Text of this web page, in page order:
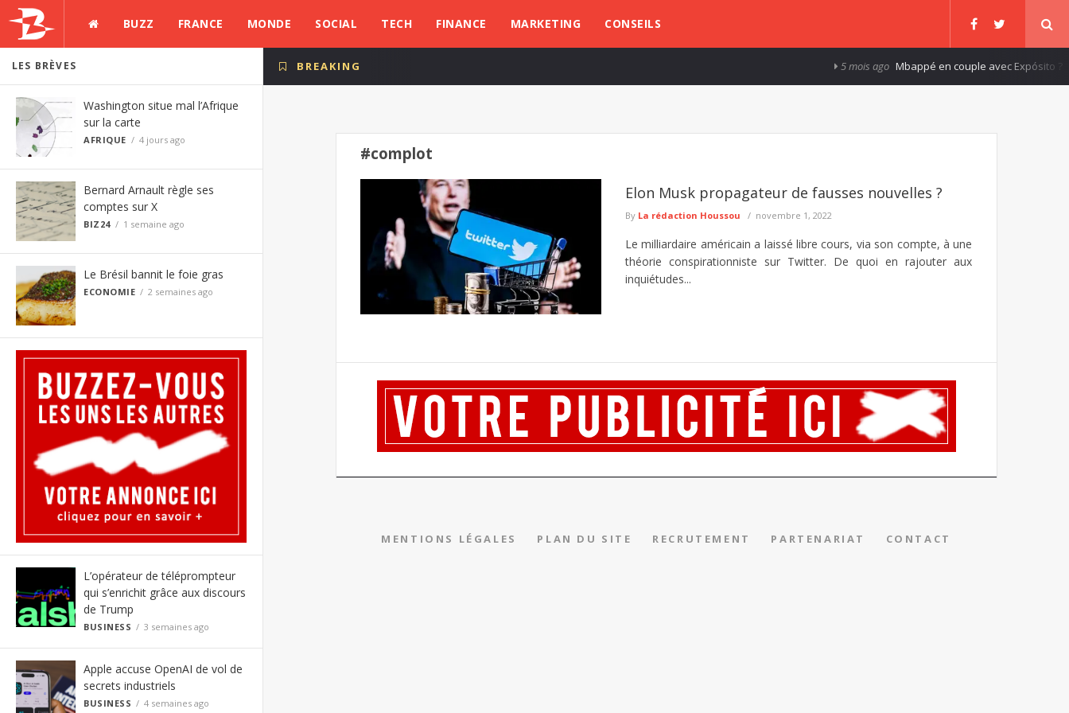
BUZZ FRANCE MONDE SOCIAL TECH FINANCE MARKETING CONSEILS
LES BRÈVES
Washington situe mal l’Afrique
sur la carte
AFRIQUE 4 jours ago
Bernard Arnault règle ses
comptes sur X
BIZ24 1 semaine ago
Le Brésil bannit le foie gras
ECONOMIE 2 semaines ago
L’opérateur de téléprompteur
qui s’enrichit grâce aux discours
de Trump
BUSINESS 3 semaines ago
Apple accuse OpenAI de vol de
secrets industriels
BUSINESS 4 semaines ago
BREAKING 5 mois ago Mbappé en couple avec Expósito ?
#complot
Elon Musk propagateur de fausses nouvelles ?
By La rédaction Houssou novembre 1, 2022
Le milliardaire américain a laissé libre cours, via son compte, à une
théorie conspirationniste sur Twitter. De quoi en rajouter aux
inquiétudes...
MENTIONS LÉGALES PLAN DU SITE RECRUTEMENT PARTENARIAT CONTACT